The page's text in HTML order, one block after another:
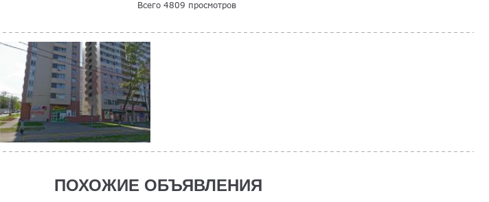
Всего 4809 просмотров
ПОХОЖИЕ ОБЪЯВЛЕНИЯ